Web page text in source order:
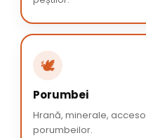
🕊️
Porumbei
Hrană, minerale,
porumbeilor.